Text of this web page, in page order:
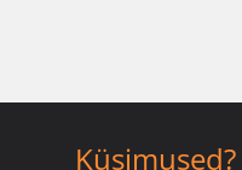
Küsimused?